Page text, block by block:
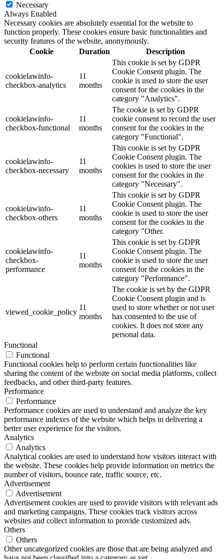
Necessary
Always Enabled
Necessary cookies are absolutely essential for the website to
function properly. These cookies ensure basic functionalities and
security features of the website, anonymously.
Cookie
Duration Description
cookielawinfo-
checkbox-analytics
11
months
This cookie is set by GDPR
Cookie Consent plugin. The
cookie is used to store the user
consent for the cookies in the
category "Analytics".
cookielawinfo-
checkbox-functional
11
months
The cookie is set by GDPR
cookie consent to record the user
consent for the cookies in the
category "Functional".
cookielawinfo-
checkbox-necessary
11
months
This cookie is set by GDPR
Cookie Consent plugin. The
cookies is used to store the user
consent for the cookies in the
category "Necessary".
cookielawinfo-
checkbox-others
11
months
This cookie is set by GDPR
Cookie Consent plugin. The
cookie is used to store the user
consent for the cookies in the
category "Other.
cookielawinfo-
checkbox-
performance
11
months
This cookie is set by GDPR
Cookie Consent plugin. The
cookie is used to store the user
consent for the cookies in the
category "Performance".
viewed_cookie_policy
11
months
The cookie is set by the GDPR
Cookie Consent plugin and is
used to store whether or not user
has consented to the use of
cookies. It does not store any
personal data.
Functional
Functional
Functional cookies help to perform certain functionalities like
sharing the content of the website on social media platforms, collect
feedbacks, and other third-party features.
Performance
Performance
Performance cookies are used to understand and analyze the key
performance indexes of the website which helps in delivering a
better user experience for the visitors.
Analytics
Analytics
Analytical cookies are used to understand how visitors interact with
the website. These cookies help provide information on metrics the
number of visitors, bounce rate, traffic source, etc.
Advertisement
Advertisement
Advertisement cookies are used to provide visitors with relevant ads
and marketing campaigns. These cookies track visitors across
websites and collect information to provide customized ads.
Others
Others
Other uncategorized cookies are those that are being analyzed and